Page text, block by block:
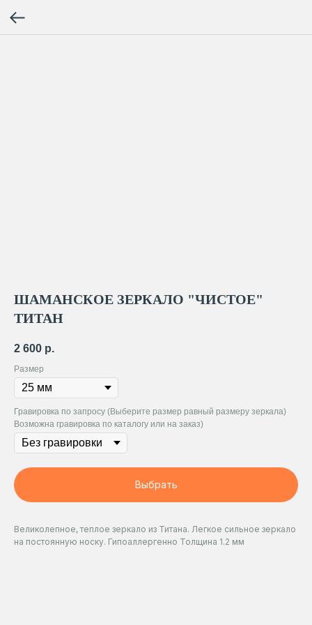
ШАМАНСКОЕ ЗЕРКАЛО "ЧИСТОЕ"
ТИТАН
2 600 р.
Размер
Гравировка по запросу (Выберите размер равный размеру зеркала)
Возможна гравировка по каталогу или на заказ)
Выбрать
Великолепное, теплое зеркало из Титана. Легкое сильное зеркало
на постоянную носку. Гипоаллергенно Толщина 1.2 мм